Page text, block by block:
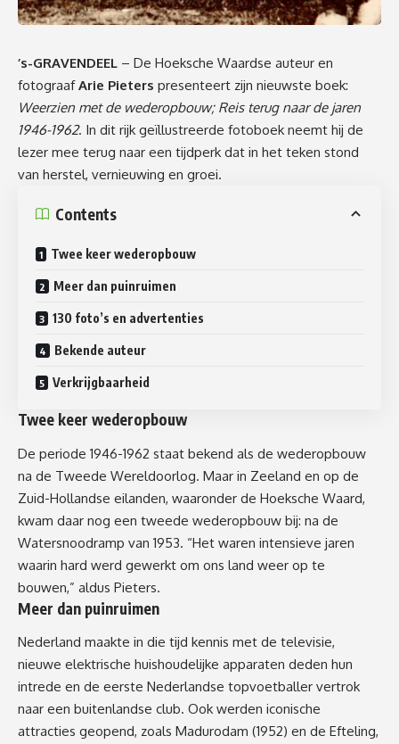
’s-GRAVENDEEL – De Hoeksche Waardse auteur en
fotograafArie Pieters presenteert zijn nieuwste boek:
Weerzien met de wederopbouw; Reis terug naar de jaren
1946-1962. In dit rijk geïllustreerde fotoboek neemt hij de
lezer mee terug naar een tijdperk dat in het teken stond
van herstel, vernieuwing en groei.
Contents
Twee keer wederopbouw
Meer dan puinruimen
130 foto’s en advertenties
Bekende auteur
Verkrijgbaarheid
Twee keer wederopbouw
De periode 1946-1962 staat bekend als de wederopbouw
na de Tweede Wereldoorlog. Maar in Zeeland en op de
Zuid-Hollandse eilanden, waaronder de Hoeksche Waard,
kwam daar nog een tweede wederopbouw bij: na de
Watersnoodramp van 1953. “Het waren intensieve jaren
waarin hard werd gewerkt om ons land weer op te
bouwen,” aldus Pieters.
Meer dan puinruimen
Nederland maakte in die tijd kennis met de televisie,
nieuwe elektrische huishoudelijke apparaten deden hun
intrede en de eerste Nederlandse topvoetballer vertrok
naar een buitenlandse club. Ook werden iconische
attracties geopend, zoals Madurodam (1952) en de Efteling,